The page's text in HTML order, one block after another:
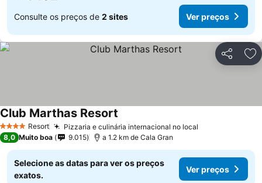
Consulte os preços de 2 sites Ver preços
Partilhar
4 EstrelasResort Pizzaria e culinária internacional no local
Club Marthas Resort
8,0 Muito boa 9.015 a 1.2 km de Cala Gran
Selecione as datas para ver os preços
exatos.
Ver preços